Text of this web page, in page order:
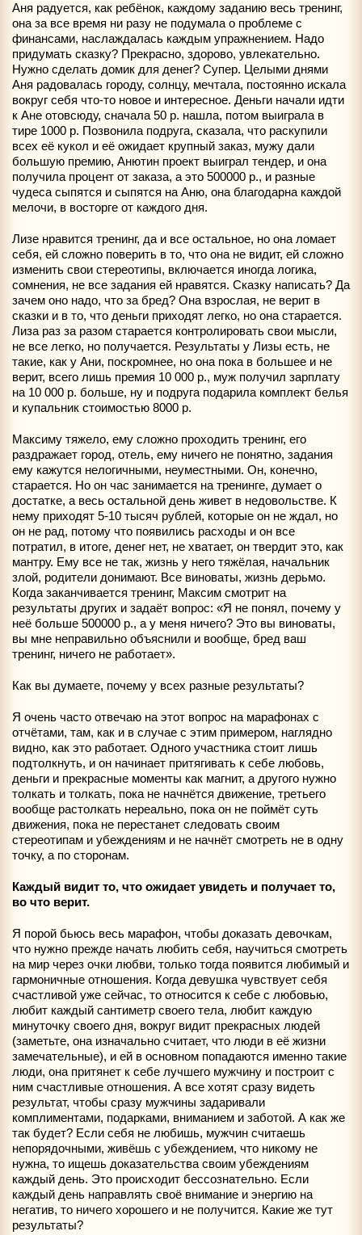
Аня радуется, как ребёнок, каждому заданию весь тренинг,
она за все время ни разу не подумала о проблеме с
финансами, наслаждалась каждым упражнением. Надо
придумать сказку? Прекрасно, здорово, увлекательно.
Нужно сделать домик для денег? Супер. Целыми днями
Аня радовалась городу, солнцу, мечтала, постоянно искала
вокруг себя что-то новое и интересное. Деньги начали идти
к Ане отовсюду, сначала 50 р. нашла, потом выиграла в
тире 1000 р. Позвонила подруга, сказала, что раскупили
всех её кукол и её ожидает крупный заказ, мужу дали
большую премию, Анютин проект выиграл тендер, и она
получила процент от заказа, а это 500000 р., и разные
чудеса сыпятся и сыпятся на Аню, она благодарна каждой
мелочи, в восторге от каждого дня.
Лизе нравится тренинг, да и все остальное, но она ломает
себя, ей сложно поверить в то, что она не видит, ей сложно
изменить свои стереотипы, включается иногда логика,
сомнения, не все задания ей нравятся. Сказку написать? Да
зачем оно надо, что за бред? Она взрослая, не верит в
сказки и в то, что деньги приходят легко, но она старается.
Лиза раз за разом старается контролировать свои мысли,
не все легко, но получается. Результаты у Лизы есть, не
такие, как у Ани, поскромнее, но она пока в большее и не
верит, всего лишь премия 10 000 р., муж получил зарплату
на 10 000 р. больше, ну и подруга подарила комплект белья
и купальник стоимостью 8000 р.
Максиму тяжело, ему сложно проходить тренинг, его
раздражает город, отель, ему ничего не понятно, задания
ему кажутся нелогичными, неуместными. Он, конечно,
старается. Но он час занимается на тренинге, думает о
достатке, а весь остальной день живет в недовольстве. К
нему приходят 5-10 тысяч рублей, которые он не ждал, но
он не рад, потому что появились расходы и он все
потратил, в итоге, денег нет, не хватает, он твердит это, как
мантру. Ему все не так, жизнь у него тяжёлая, начальник
злой, родители донимают. Все виноваты, жизнь дерьмо.
Когда заканчивается тренинг, Максим смотрит на
результаты других и задаёт вопрос: «Я не понял, почему у
неё больше 500000 р., а у меня ничего? Это вы виноваты,
вы мне неправильно объяснили и вообще, бред ваш
тренинг, ничего не работает».
Как вы думаете, почему у всех разные результаты?
Я очень часто отвечаю на этот вопрос на марафонах с
отчётами, там, как и в случае с этим примером, наглядно
видно, как это работает. Одного участника стоит лишь
подтолкнуть, и он начинает притягивать к себе любовь,
деньги и прекрасные моменты как магнит, а другого нужно
толкать и толкать, пока не начнётся движение, третьего
вообще растолкать нереально, пока он не поймёт суть
движения, пока не перестанет следовать своим
стереотипам и убеждениям и не начнёт смотреть не в одну
точку, а по сторонам.
Каждый видит то, что ожидает увидеть и получает то,
во что верит.
Я порой бьюсь весь марафон, чтобы доказать девочкам,
что нужно прежде начать любить себя, научиться смотреть
на мир через очки любви, только тогда появится любимый и
гармоничные отношения. Когда девушка чувствует себя
счастливой уже сейчас, то относится к себе с любовью,
любит каждый сантиметр своего тела, любит каждую
минуточку своего дня, вокруг видит прекрасных людей
(заметьте, она изначально считает, что люди в её жизни
замечательные), и ей в основном попадаются именно такие
люди, она притянет к себе лучшего мужчину и построит с
ним счастливые отношения. А все хотят сразу видеть
результат, чтобы сразу мужчины задаривали
комплиментами, подарками, вниманием и заботой. А как же
так будет? Если себя не любишь, мужчин считаешь
непорядочными, живёшь с убеждением, что никому не
нужна, то ищешь доказательства своим убеждениям
каждый день. Это происходит бессознательно. Если
каждый день направлять своё внимание и энергию на
негатив, то ничего хорошего и не получится. Какие же тут
результаты?